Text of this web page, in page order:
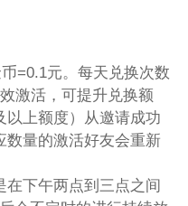
=0.1元。每天兑换次数
激活，可提升兑换额
以上额度）从邀请成功
数量的激活好友会重新
下午两点到三点之间